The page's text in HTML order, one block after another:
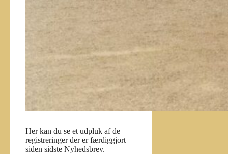
Her kan du se et udpluk af de
registreringer der er færdiggjort
siden sidste Nyhedsbrev.